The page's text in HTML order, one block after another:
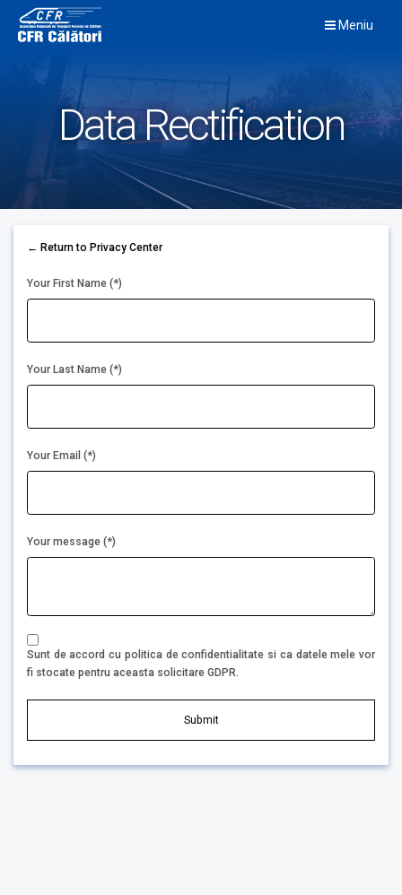
content
Meniu
Data Rectification
← Return to Privacy Center
Your First Name (*)
Your Last Name (*)
Your Email (*)
Your message (*)
Sunt de accord cu politica de confidentialitate si ca datele mele vor
fi stocate pentru aceasta solicitare GDPR.